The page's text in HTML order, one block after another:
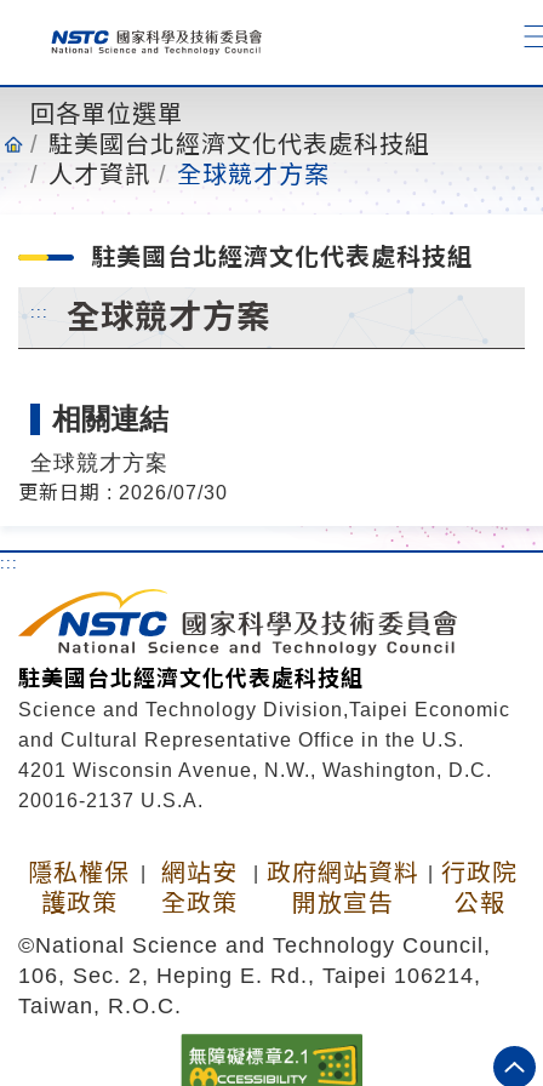
回各單位選單
駐美國台北經濟文化代表處科技組
人才資訊
全球競才方案
駐美國台北經濟文化代表處科技組
::: 全球競才方案
相關連結
全球競才方案
更新日期 : 2026/07/30
:::
駐美國台北經濟文化代表處科技組
Science and Technology Division,Taipei Economic
and Cultural Representative Office in the U.S.
4201 Wisconsin Avenue, N.W., Washington, D.C.
20016-2137 U.S.A.
隱私權保
護政策
網站安
全政策
政府網站資料
開放宣告
行政院
公報
©National Science and Technology Council,
106, Sec. 2, Heping E. Rd., Taipei 106214,
Taiwan, R.O.C.